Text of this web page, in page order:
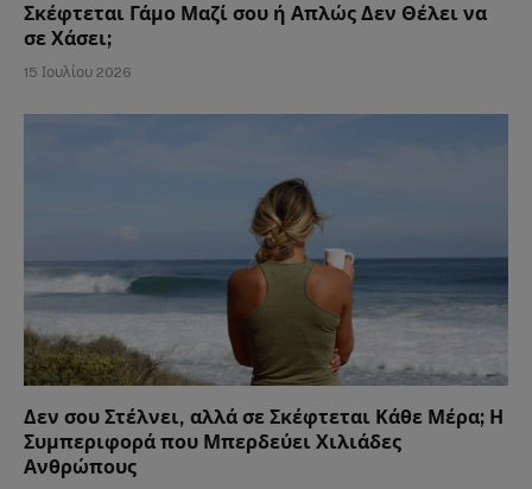
Σκέφτεται Γάμο Μαζί σου ή Απλώς Δεν Θέλει να
σε Χάσει;
15 Ιουλίου 2026
Δεν σου Στέλνει, αλλά σε Σκέφτεται Κάθε Μέρα; Η
Συμπεριφορά που Μπερδεύει Χιλιάδες
Ανθρώπους